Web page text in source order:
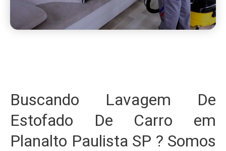
Buscando Lavagem De
Estofado De Carro em
Planalto Paulista SP ? Somos